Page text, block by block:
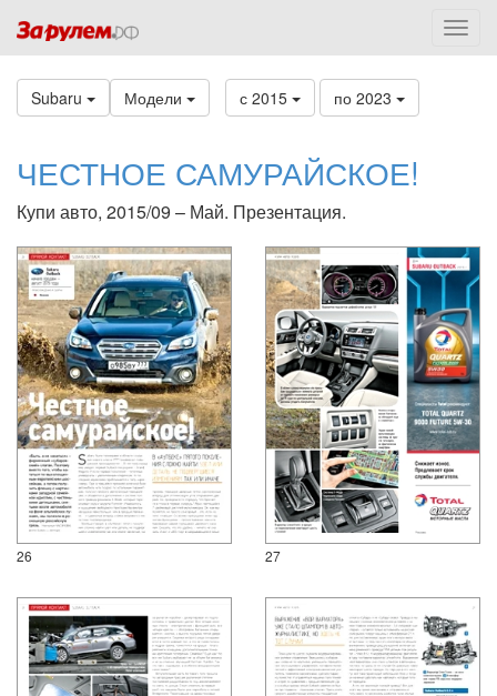
Subaru Модели с 2015 по 2023
ЧЕСТНОЕ САМУРАЙСКОЕ!
Купи авто, 2015/09 – Май. Презентация.
26 27